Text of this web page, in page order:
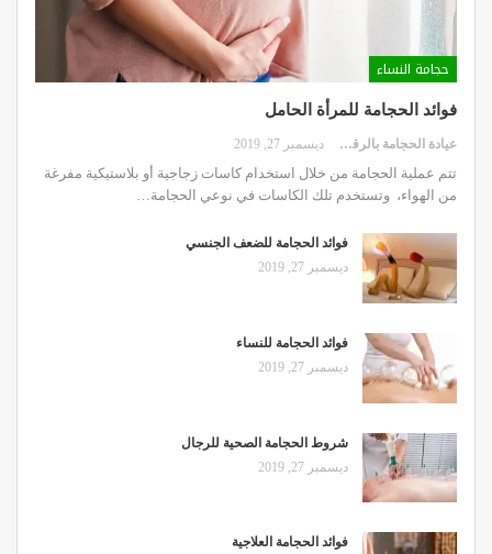
حجامة النساء
فوائد الحجامة للمرأة الحامل
عيادة الحجامة بالرقعي ديسمبر 27, 2019
تتم عملية الحجامة من خلال استخدام كاسات زجاجية أو بلاستيكية مفرغة
من الهواء، وتستخدم تلك الكاسات في نوعي الحجامة…
فوائد الحجامة للضعف الجنسي
ديسمبر 27, 2019
فوائد الحجامة للنساء
ديسمبر 27, 2019
شروط الحجامة الصحية للرجال
ديسمبر 27, 2019
فوائد الحجامة العلاجية